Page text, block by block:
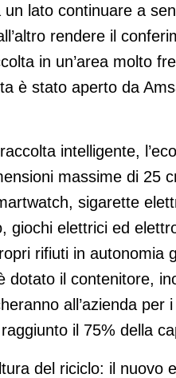
un lato continuare a
rendere il
in un’area molto
è stato aperto da
intelligente,
massime di 25
sigarette
giochi elettrici ed
rifiuti in autonomia
dotato il contenitore,
all’azienda per
il 75% della
del riciclo: il nuovo